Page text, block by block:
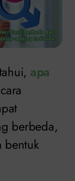
apa
berbeda,
bentuk